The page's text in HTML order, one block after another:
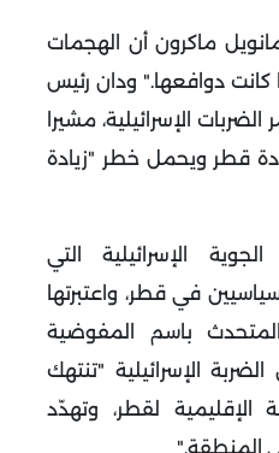
ماكرون أن الهجمات
كانت دوافعها". ودان رئيس
الضربات الإسرائيلية، مشيرا
قطر ويحمل خطر "زيادة
الإسرائيلية التي
في قطر، واعتبرتها
باسم المفوضية
الضربة الإسرائيلية "تنتهك
الإقليمية لقطر، وتهدّد
المنطقة".